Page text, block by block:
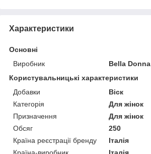
Характеристики
Основні
Виробник
Bella Donna
Користувальницькі характеристики
Добавки
Віск
Категорія
Для жінок
Призначення
Для жінок
Обсяг
250
Країна реєстрації бренду
Італія
Країна-виробник
Італія